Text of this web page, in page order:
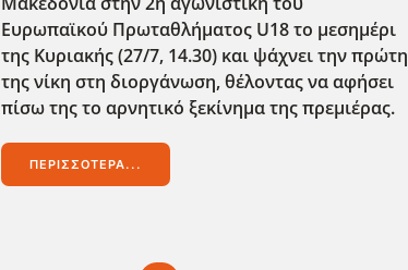
Ευρωπαϊκού Πρωταθλήματος U18 το μεσημέρι
της Κυριακής (27/7, 14.30) και ψάχνει την πρώτη
της νίκη στη διοργάνωση, θέλοντας να αφήσει
πίσω της το αρνητικό ξεκίνημα της πρεμιέρας.
ΠΕΡΙΣΣΌΤΕΡΑ...